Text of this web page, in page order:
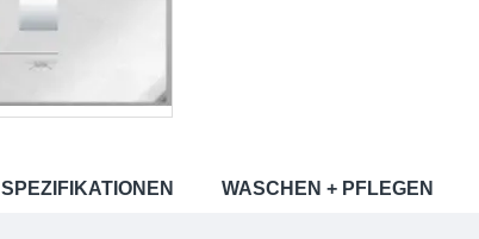
SPEZIFIKATIONEN WASCHEN + PFLEGEN